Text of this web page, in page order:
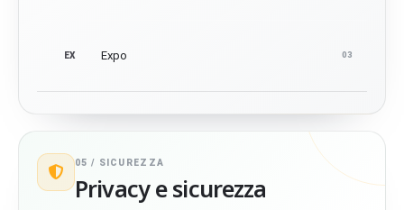
EX Expo 03
05 / SICUREZZA
Privacy e sicurezza